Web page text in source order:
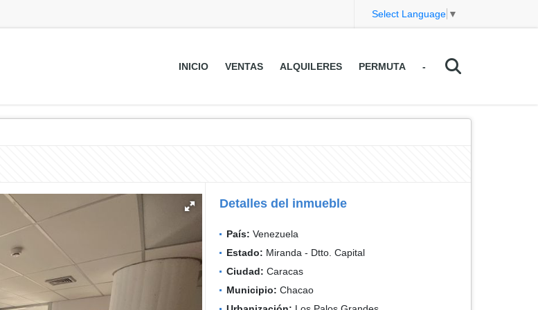
Select Language ▼
INICIO VENTAS ALQUILERES PERMUTA -
Detalles del inmueble
País: Venezuela
Estado: Miranda - Dtto. Capital
Ciudad: Caracas
Municipio: Chacao